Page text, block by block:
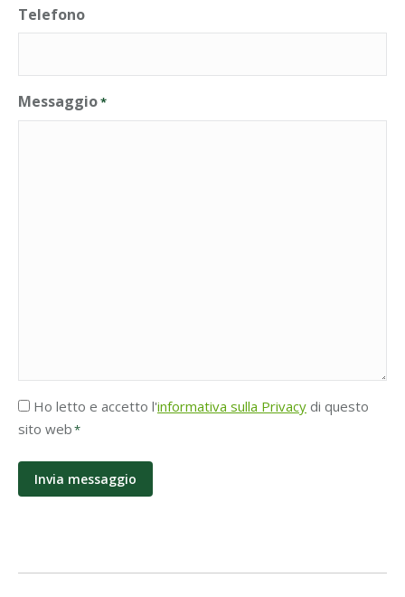
Telefono
Messaggio*
Accettazione
Privacy
Ho letto e accetto l'informativa sulla Privacy di questo
sito web*